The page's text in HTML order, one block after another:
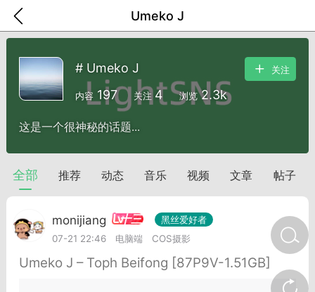
Umeko J
金币/会员充值 商城 签到 任务中心
# Umeko J
内容 197 关注 4 浏览 2.3k
关注
这是一个很神秘的话题...
全部 推荐 动态 音乐 视频 文章 帖子
monijiang 十三
黑丝爱好者
07-21 22:46
电脑端 COS摄影
Umeko J – Toph Beifong [87P9V-1.51GB]